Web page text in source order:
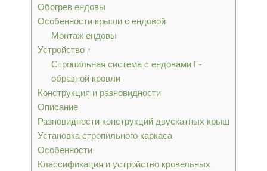
Обогрев ендовы
Особенности крыши с ендовой
Монтаж ендовы
Устройство ↑
Стропильная система с ендовами Г-
образной кровли
Конструкция и разновидности
Описание
Разновидности конструкций двускатных крыш
Установка стропильного каркаса
Особенности
Классификация и устройство кровельных